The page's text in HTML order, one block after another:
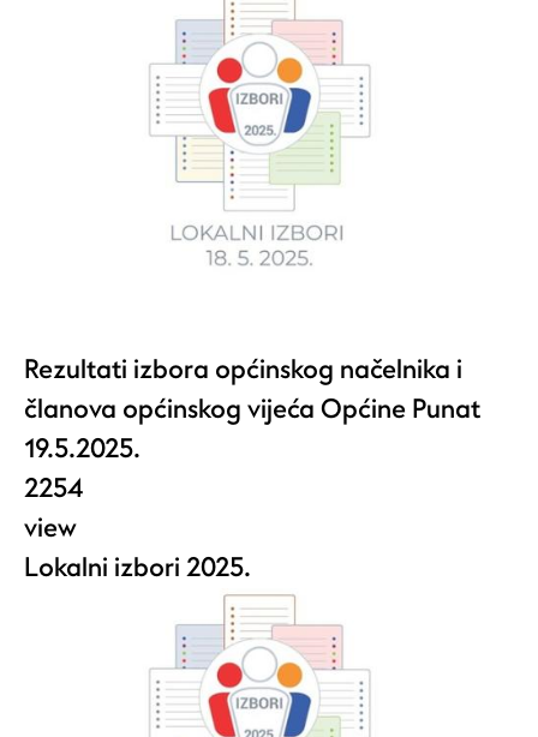
Rezultati izbora općinskog načelnika i
članova općinskog vijeća Općine Punat
19.5.2025.
2254
view
Lokalni izbori 2025.